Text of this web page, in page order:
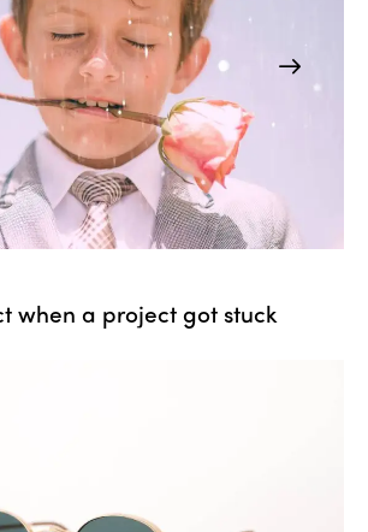
when a project got stuck